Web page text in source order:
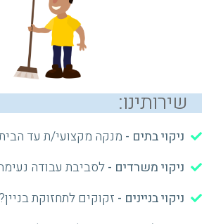
שירותינו:
ניקוי בתים - מנקה מקצועי/ת עד
ניקוי משרדים -לסביבת עבודה
ניקוי בניינים - זקוקים לתחזוקת